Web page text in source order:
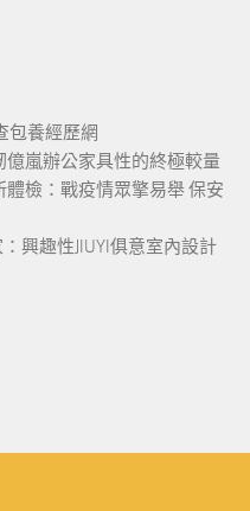
包養經歷網
嵐辦公家具性的終極較量
體檢：戰疫情眾擎易舉 保安
興趣性JIUYI俱意室內設計